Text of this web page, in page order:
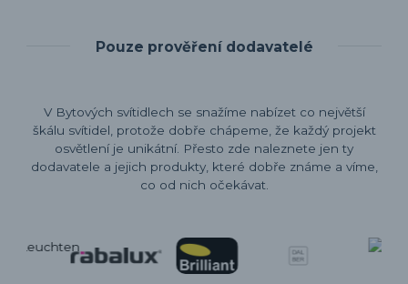
Pouze prověření dodavatelé
V Bytových svítidlech se snažíme nabízet co největší
škálu svítidel, protože dobře chápeme, že každý projekt
osvětlení je unikátní. Přesto zde naleznete jen ty
dodavatele a jejich produkty, které dobře známe a víme,
co od nich očekávat.